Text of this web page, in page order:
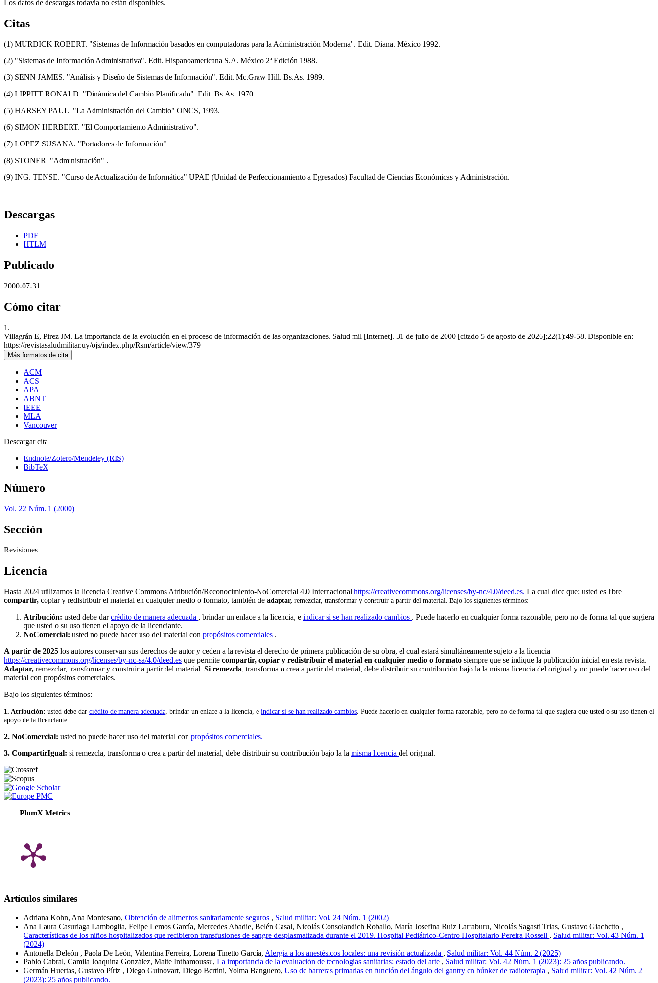
Los datos de descargas todavía no están disponibles.
Citas
(1) MURDICK ROBERT. "Sistemas de Información basados en computadoras para la Administración Moderna". Edit. Diana. México 1992.
(2) "Sistemas de Información Administrativa". Edit. Hispanoamericana S.A. México 2ª Edición 1988.
(3) SENN JAMES. "Análisis y Diseño de Sistemas de Información". Edit. Mc.Graw Hill. Bs.As. 1989.
(4) LIPPITT RONALD. "Dinámica del Cambio Planificado". Edit. Bs.As. 1970.
(5) HARSEY PAUL. "La Administración del Cambio" ONCS, 1993.
(6) SIMON HERBERT. "El Comportamiento Administrativo".
(7) LOPEZ SUSANA. "Portadores de Información"
(8) STONER. "Administración" .
(9) ING. TENSE. "Curso de Actualización de Informática" UPAE (Unidad de Perfeccionamiento a Egresados) Facultad de Ciencias Económicas y Administración.
Descargas
PDF
HTLM
Publicado
2000-07-31
Cómo citar
1.
Villagrán E, Pirez JM. La importancia de la evolución en el proceso de información de las organizaciones. Salud mil [Internet]. 31 de julio de 2000 [citado 5 de agosto de 2026];22(1):49-58. Disponible en:
https://revistasaludmilitar.uy/ojs/index.php/Rsm/article/view/379
Más formatos de cita
ACM
ACS
APA
ABNT
IEEE
MLA
Vancouver
Descargar cita
Endnote/Zotero/Mendeley (RIS)
BibTeX
Número
Vol. 22 Núm. 1 (2000)
Sección
Revisiones
Licencia
Hasta 2024 utilizamos la licencia Creative Commons Atribución/Reconocimiento-NoComercial 4.0 Internacional https://creativecommons.org/licenses/by-nc/4.0/deed.es. La cual dice que: usted es libre
compartir, copiar y redistribuir el material en cualquier medio o formato, también de adaptar, remezclar, transformar y construir a partir del material. Bajo los siguientes términos:
Atribución: usted debe darcrédito de manera adecuada , brindar un enlace a la licencia, e indicar si se han realizado cambios . Puede hacerlo en cualquier forma razonable, pero no de forma tal que sugiera
que usted o su uso tienen el apoyo de la licenciante.
NoComercial: usted no puede hacer uso del material con propósitos comerciales .
A partir de 2025 los autores conservan sus derechos de autor y ceden a la revista el derecho de primera publicación de su obra, el cual estará simultáneamente sujeto a la licencia
https://creativecommons.org/licenses/by-nc-sa/4.0/deed.es que permite compartir, copiar y redistribuir el material en cualquier medio o formato siempre que se indique la publicación inicial en esta revista.
Adaptar, remezclar, transformar y construir a partir del material. Si remezcla, transforma o crea a partir del material, debe distribuir su contribución bajo la la misma licencia del original y no puede hacer uso del
material con propósitos comerciales.
Bajo los siguientes términos:
1. Atribución: usted debe dar crédito de manera adecuada, brindar un enlace a la licencia, e indicar si se han realizado cambios. Puede hacerlo en cualquier forma razonable, pero no de forma tal que sugiera que usted o su uso tienen el
apoyo de la licenciante.
2. NoComercial: usted no puede hacer uso del material con propósitos comerciales.
3. CompartirIgual: si remezcla, transforma o crea a partir del material, debe distribuir su contribución bajo la la misma licencia del original.
PlumX Metrics
Artículos similares
Adriana Kohn, Ana Montesano, Obtención de alimentos sanitariamente seguros , Salud militar: Vol. 24 Núm. 1 (2002)
Ana Laura Casuriaga Lamboglia, Felipe Lemos García, Mercedes Abadie, Belén Casal, Nicolás Consolandich Roballo, María Josefina Ruiz Larraburu, Nicolás Sagasti Trias, Gustavo Giachetto ,
Características de los niños hospitalizados que recibieron transfusiones de sangre desplasmatizada durante el 2019. Hospital Pediátrico-Centro Hospitalario Pereira Rossell , Salud militar: Vol. 43 Núm. 1
(2024)
Antonella Deleón , Paola De León, Valentina Ferreira, Lorena Tinetto García, Alergia a los anestésicos locales: una revisión actualizada , Salud militar: Vol. 44 Núm. 2 (2025)
Pablo Cabral, Camila Joaquina González, Maite Inthamoussu, La importancia de la evaluación de tecnologías sanitarias: estado del arte , Salud militar: Vol. 42 Núm. 1 (2023): 25 años publicando.
Germán Huertas, Gustavo Píriz , Diego Guinovart, Diego Bertini, Yolma Banguero, Uso de barreras primarias en función del ángulo del gantry en búnker de radioterapia , Salud militar: Vol. 42 Núm. 2
(2023): 25 años publicando.